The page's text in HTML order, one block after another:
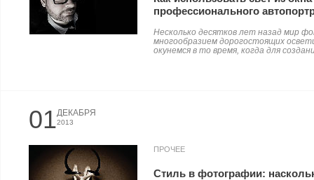
профессионального
Несколько десятков лет назад мир
многообразием дорогостоящих
окунемся в то время, когда для
01ДЕКАБРЯ
2013
ПРОЧЕЕ
Стиль в фотографии: